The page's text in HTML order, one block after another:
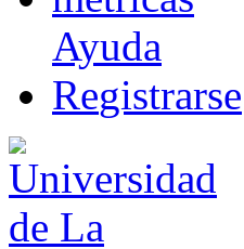
Ayuda
Registrarse